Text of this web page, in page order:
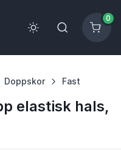
0
Doppskor Fast
elastisk hals,